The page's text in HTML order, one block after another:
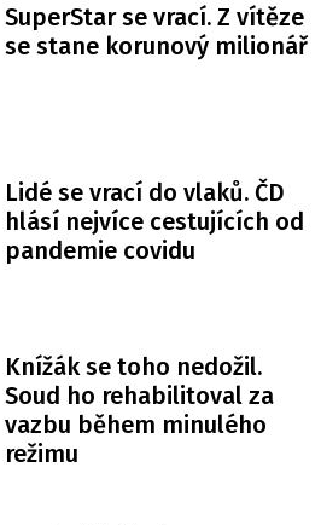
SuperStar se vrací. Z vítěze
se stane korunový milionář
Lidé se vrací do vlaků. ČD
hlásí nejvíce cestujících od
pandemie covidu
Knížák se toho nedožil.
Soud ho rehabilitoval za
vazbu během minulého
režimu